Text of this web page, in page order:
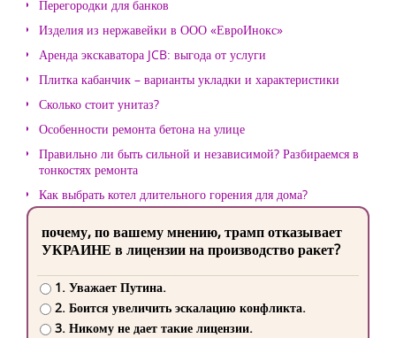
Перегородки для банков
Изделия из нержавейки в ООО «ЕвроИнокс»
Аренда экскаватора JCB: выгода от услуги
Плитка кабанчик – варианты укладки и характеристики
Сколько стоит унитаз?
Особенности ремонта бетона на улице
Правильно ли быть сильной и независимой? Разбираемся в
тонкостях ремонта
Как выбрать котел длительного горения для дома?
почему, по вашему мнению, трамп отказывает
УКРАИНЕ в лицензии на производство ракет?
1. Уважает Путина.
2. Боится увеличить эскалацию конфликта.
3. Никому не дает такие лицензии.